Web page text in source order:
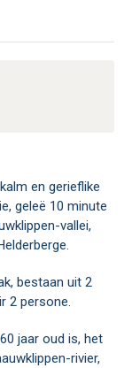
en gerieflike
geleë 10 minute
vallei,
bestaan uit 2
2 persone.
jaar oud is, het
rivier,